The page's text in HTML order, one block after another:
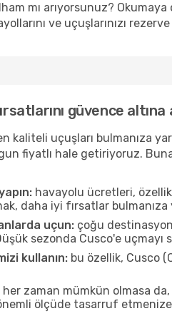
mı arıyorsunuz?
ve uçuşlarınızı
güvence altına
kaliteli uçuşları bulmanıza
fiyatlı hale getiriyoruz.
havayolu ücretleri,
daha iyi fırsatlar bulmanıza
uçun: çoğu
sezonda Cusco'e
kullanın: bu özellik, Cusco
her zaman mümkün olmasa
ölçüde tasarruf etmenize